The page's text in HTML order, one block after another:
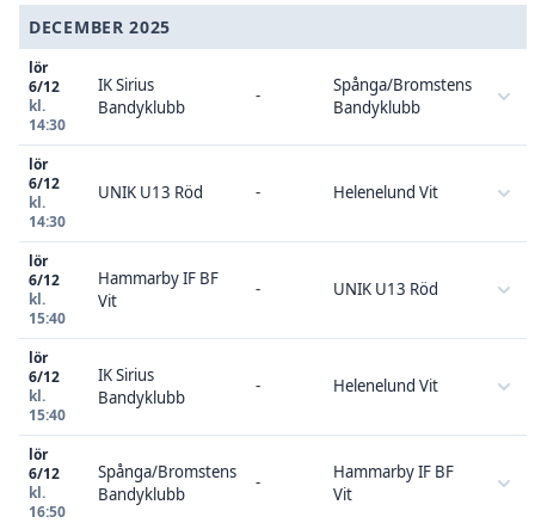
DECEMBER 2025
lör
6/12
kl.
14:30
IK Sirius
Bandyklubb
-
Spånga/Bromstens
Bandyklubb
lör
6/12
kl.
14:30
UNIK U13 Röd - Helenelund Vit
lör
6/12
kl.
15:40
Hammarby IF BF
Vit
- UNIK U13 Röd
lör
6/12
kl.
15:40
IK Sirius
Bandyklubb
- Helenelund Vit
lör
6/12
kl.
16:50
Spånga/Bromstens
Bandyklubb
-
Hammarby IF BF
Vit